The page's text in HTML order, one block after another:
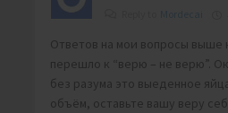
Ответов на мои вопросы выше
перешло к “верю – не верю”.
без разума это выеденное
объём, оставьте вашу веру